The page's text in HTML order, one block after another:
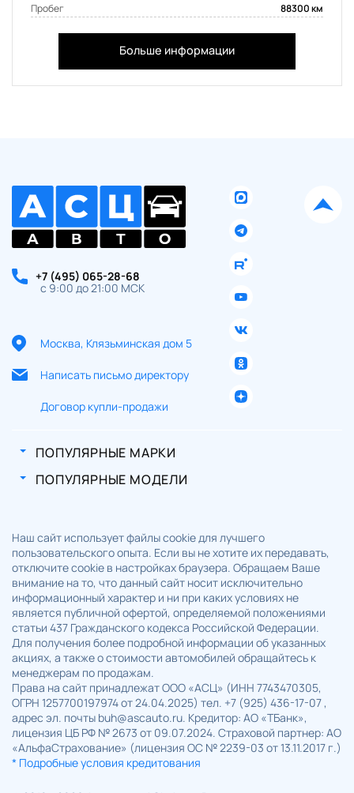
Пробег 88300 км
Больше информации
+7 (495) 065-28-68
с 9:00 до 21:00 МСК
Москва, Клязьминская дом 5
Написать письмо директору
Договор купли-продажи
ПОПУЛЯРНЫЕ МАРКИ
ПОПУЛЯРНЫЕ МОДЕЛИ
Наш сайт использует файлы cookie для лучшего
пользовательского опыта. Если вы не хотите их передавать,
отключите cookie в настройках браузера. Обращаем Ваше
внимание на то, что данный сайт носит исключительно
информационный характер и ни при каких условиях не
является публичной офертой, определяемой положениями
статьи 437 Гражданского кодекса Российской Федерации.
Для получения более подробной информации об указанных
акциях, а также о стоимости автомобилей обращайтесь к
менеджерам по продажам.
Права на сайт принадлежат ООО «АСЦ» (ИНН 7743470305,
ОГРН 1257700197974 от 24.04.2025) тел. +7 (925) 436-17-07 ,
адрес эл. почты buh@ascauto.ru. Кредитор: АО «ТБанк»,
лицензия ЦБ РФ № 2673 от 09.07.2024. Страховой партнер: АО
«АльфаСтрахование» (лицензия ОС № 2239-03 от 13.11.2017 г.)
* Подробные условия кредитования